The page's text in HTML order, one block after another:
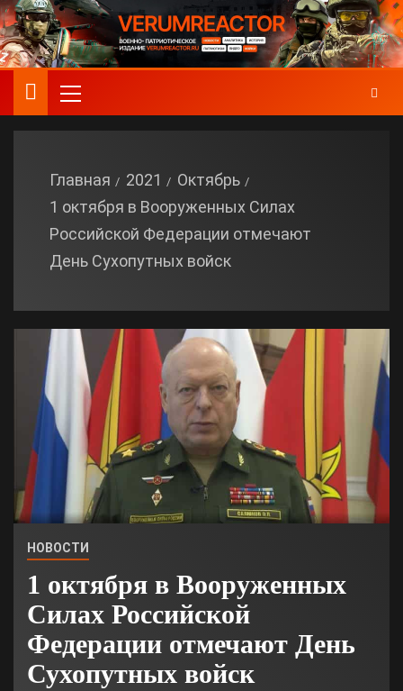
Главная 2021
Октябрь
1 октября в Вооруженных Силах
Российской Федерации отмечают
День Сухопутных войск
НОВОСТИ
1 октября в Вооруженных
Силах Российской
Федерации отмечают День
Сухопутных войск